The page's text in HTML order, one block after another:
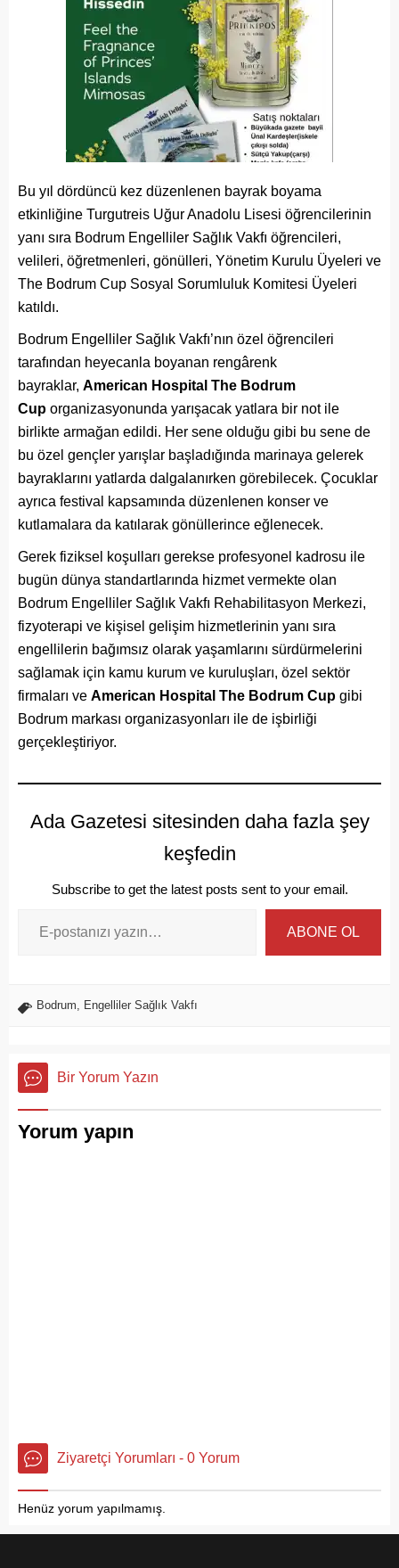
Bu yıl dördüncü kez düzenlenen bayrak boyama
etkinliğine Turgutreis Uğur Anadolu Lisesi öğrencilerinin
yanı sıra Bodrum Engelliler Sağlık Vakfı öğrencileri,
velileri, öğretmenleri, gönülleri, Yönetim Kurulu Üyeleri ve
The Bodrum Cup Sosyal Sorumluluk Komitesi Üyeleri
katıldı.
Bodrum Engelliler Sağlık Vakfı’nın özel öğrencileri
tarafından heyecanla boyanan rengârenk
bayraklar, American Hospital The Bodrum
Cup organizasyonunda yarışacak yatlara bir not ile
birlikte armağan edildi. Her sene olduğu gibi bu sene de
bu özel gençler yarışlar başladığında marinaya gelerek
bayraklarını yatlarda dalgalanırken görebilecek. Çocuklar
ayrıca festival kapsamında düzenlenen konser ve
kutlamalara da katılarak gönüllerince eğlenecek.
Gerek fiziksel koşulları gerekse profesyonel kadrosu ile
bugün dünya standartlarında hizmet vermekte olan
Bodrum Engelliler Sağlık Vakfı Rehabilitasyon Merkezi,
fizyoterapi ve kişisel gelişim hizmetlerinin yanı sıra
engellilerin bağımsız olarak yaşamlarını sürdürmelerini
sağlamak için kamu kurum ve kuruluşları, özel sektör
firmaları ve American Hospital The Bodrum Cup gibi
Bodrum markası organizasyonları ile de işbirliği
gerçekleştiriyor.
Ada Gazetesi sitesinden daha fazla şey
keşfedin
Subscribe to get the latest posts sent to your email.
ABONE OL
Bodrum, Engelliler Sağlık Vakfı
Bir Yorum Yazın
Yorum yapın
Ziyaretçi Yorumları - 0 Yorum
Henüz yorum yapılmamış.